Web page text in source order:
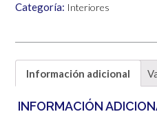
Categoría: Interiores
Información adicional
INFORMACIÓN